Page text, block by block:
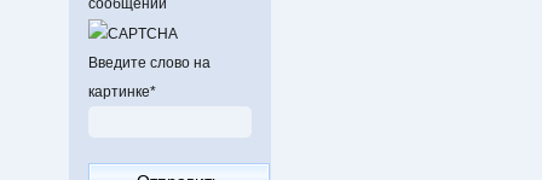
сообщений
Введите слово на
картинке*